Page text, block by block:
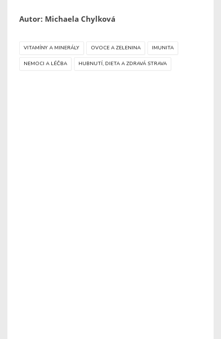
Autor: Michaela Chylková
VITAMÍNY A MINERÁLY OVOCE A ZELENINA IMUNITA
NEMOCI A LÉČBA HUBNUTÍ, DIETA A ZDRAVÁ STRAVA